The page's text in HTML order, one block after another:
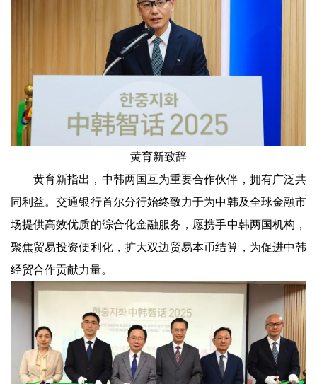
黄育新致辞
黄育新指出，中韩两国互为重要合作伙伴，拥有广泛共
同利益。交通银行首尔分行始终致力于为中韩及全球金融市
场提供高效优质的综合化金融服务，愿携手中韩两国机构，
聚焦贸易投资便利化，扩大双边贸易本币结算，为促进中韩
经贸合作贡献力量。